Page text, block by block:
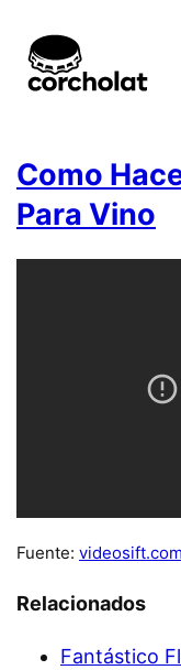
Como
Para Vino
Fuente: videosift.com
Relacionados
Fantástico